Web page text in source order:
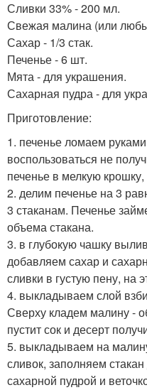
Сливки 33% - 200 мл.
Свежая малина (или
Сахар - 1/3 стак.
Печенье - 6 шт.
Мята - для украшения.
Сахарная пудра - для
Приготовление:
1. печенье ломаем
воспользоваться не
печенье в мелкую
2. делим печенье на 3
3 стаканам. Печенье
объема стакана.
3. в глубокую чашку
добавляем сахар и
сливки в густую пену, на
4. выкладываем слой
Сверху кладем малину -
пустит сок и десерт
5. выкладываем на
сливок, заполняем
сахарной пудрой и